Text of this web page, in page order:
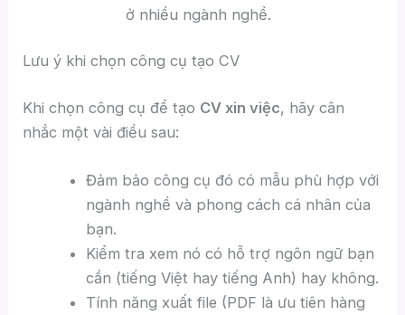
ở nhiều ngành nghề.
Lưu ý khi chọn công cụ tạo CV
Khi chọn công cụ để tạo CV xin việc, hãy cân
nhắc một vài điều sau:
Đảm bảo công cụ đó có mẫu phù hợp với
ngành nghề và phong cách cá nhân của
bạn.
Kiểm tra xem nó có hỗ trợ ngôn ngữ bạn
cần (tiếng Việt hay tiếng Anh) hay không.
Tính năng xuất file (PDF là ưu tiên hàng